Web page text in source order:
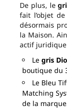
De plus, le
fait l’objet
désormais
la Maison.
actif
Le gris
boutique du
Le Bleu
Matching
de la